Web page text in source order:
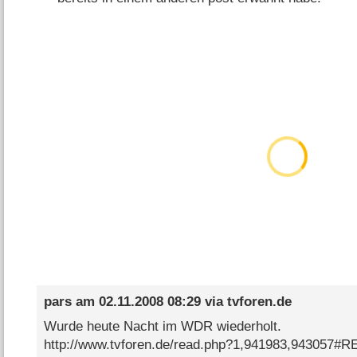
parsam 02.11.2008 08:29via tvforen.de
Wurde heute Nacht im WDR wiederholt.
http://www.tvforen.de/